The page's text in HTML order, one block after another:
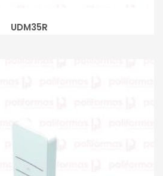
UDM35R